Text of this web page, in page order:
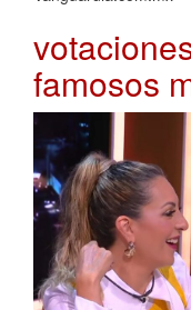
famosos